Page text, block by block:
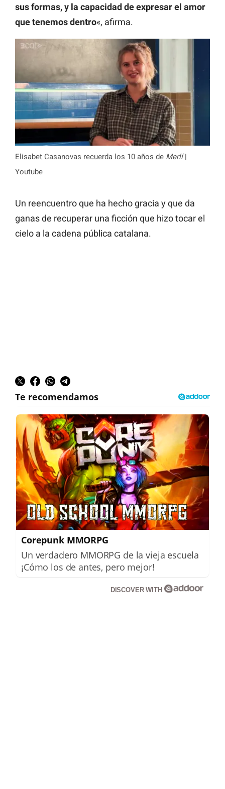
sus formas, y la capacidad de expresar el amor
que tenemos dentro«, afirma.
Elisabet Casanovas recuerda los 10 años de Merlí|
Youtube
Un reencuentro que ha hecho gracia y que da
ganas de recuperar una ficción que hizo tocar el
cielo a la cadena pública catalana.
Corepunk MMORPG
Un verdadero MMORPG de la vieja escuela
¡Cómo los de antes, pero mejor!
DISCOVER WITH